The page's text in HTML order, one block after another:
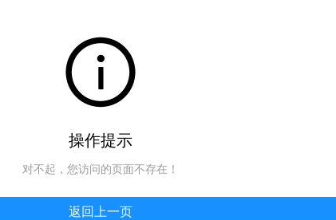
操作提示
对不起，您访问的页面不存在！
返回上一页